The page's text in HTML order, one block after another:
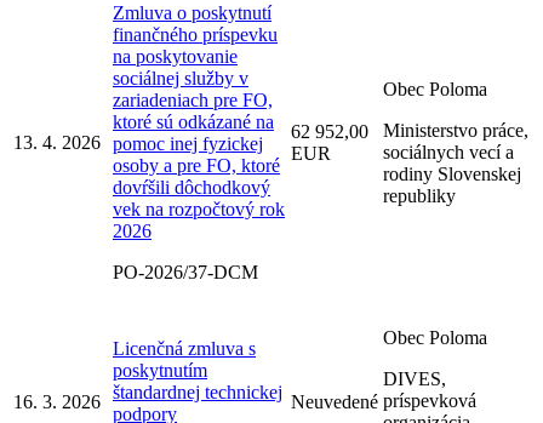
13. 4. 2026
Zmluva o poskytnutí
finančného príspevku
na poskytovanie
sociálnej služby v
zariadeniach pre FO,
ktoré sú odkázané na
pomoc inej fyzickej
osoby a pre FO, ktoré
dovŕšili dôchodkový
vek na rozpočtový rok
2026
PO-2026/37-DCM
62 952,00
EUR
Obec Poloma
Ministerstvo práce,
sociálnych vecí a
rodiny Slovenskej
republiky
16. 3. 2026
Licenčná zmluva s
poskytnutím
štandardnej technickej
podpory
Neuvedené
Obec Poloma
DIVES,
príspevková